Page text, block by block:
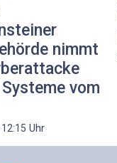
nimmt
vom
Uhr